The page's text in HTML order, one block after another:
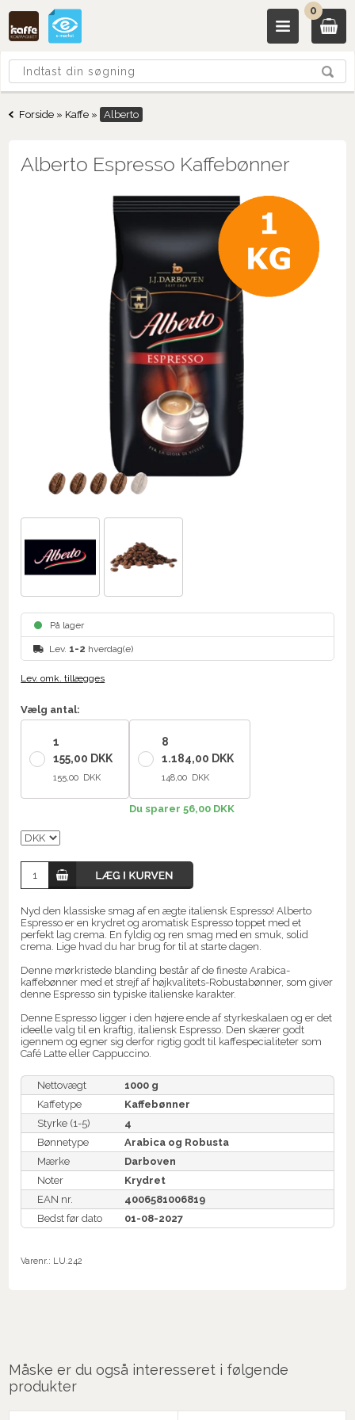
0
Forside » Kaffe » Alberto
Alberto Espresso Kaffebønner
På lager
Lev. 1-2 hverdag(e)
Lev. omk. tillægges
Vælg antal:
1
155,00 DKK
155,00 DKK
8
1.184,00 DKK
148,00 DKK
Du sparer 56,00 DKK
Nyd den klassiske smag af en ægte italiensk Espresso! Alberto
Espresso er en krydret og aromatisk Espresso toppet med et
perfekt lag crema. En fyldig og ren smag med en smuk, solid
crema. Lige hvad du har brug for til at starte dagen.
Denne mørkristede blanding består af de fineste Arabica-
kaffebønner med et strejf af højkvalitets-Robustabønner, som giver
denne Espresso sin typiske italienske karakter.
Denne Espresso ligger i den højere ende af styrkeskalaen og er det
ideelle valg til en kraftig, italiensk Espresso. Den skærer godt
igennem og egner sig derfor rigtig godt til kaffespecialiteter som
Café Latte eller Cappuccino.
Nettovægt
1000 g
Kaffetype
Kaffebønner
Styrke (1-5)
4
Bønnetype
Arabica og Robusta
Mærke
Darboven
Noter
Krydret
EAN nr.
4006581006819
Bedst før dato
01-08-2027
Varenr.: LU.242
Måske er du også interesseret i følgende
produkter